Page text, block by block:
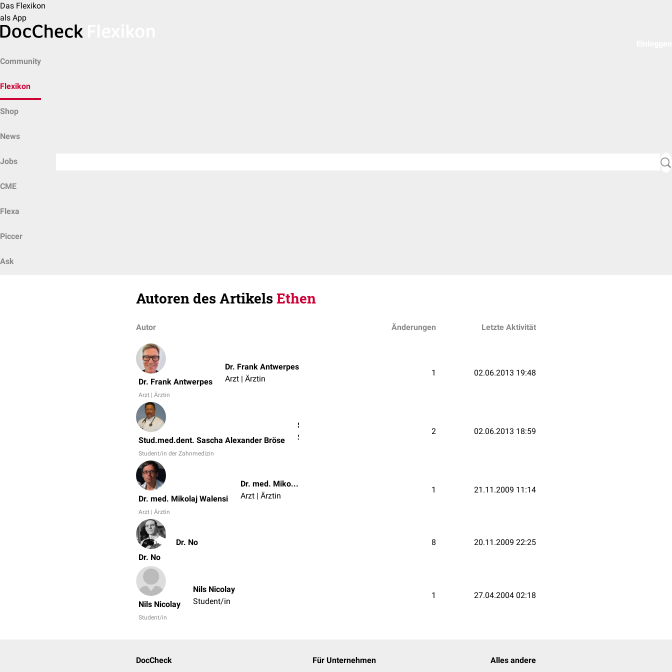
Das Flexikon
als App
Community
Flexikon
Shop
News
Jobs
CME
Flexa
Piccer
Ask
Autoren des ArtikelsEthen
Autor Änderungen Letzte Aktivität
Dr. Frank Antwerpes
Arzt | Ärztin
Dr. Frank Antwerpes
Arzt | Ärztin
1 02.06.2013 19:48
Stud.med.dent. Sascha Alexander Bröse
Student/in der Zahnmedizin
2 02.06.2013 18:59
Dr. med. Mikolaj Walensi
Arzt | Ärztin
Dr. med. Mikolaj Walensi
Arzt | Ärztin
1 21.11.2009 11:14
Dr. No
Dr. No 8 20.11.2009 22:25
Nils Nicolay
Student/in
Nils Nicolay
Student/in
1 27.04.2004 02:18
DocCheck Für Unternehmen Alles andere